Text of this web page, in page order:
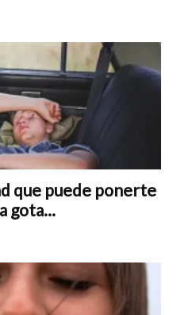
que puede ponerte
gota...